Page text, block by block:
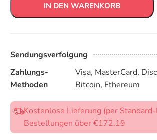
IN DEN WARENKORB
Sendungsverfolgung
Zahlungs-
Methoden
Visa, MasterCard,
Bitcoin, Ethereum
Kostenlose Lieferung (per
Bestellungen über €172.19